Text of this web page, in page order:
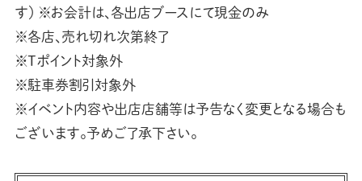
す） ※お会計は、各出店ブースにて現金のみ
※各店、売れ切れ次第終了
※Tポイント対象外
※駐車券割引対象外
※イベント内容や出店店舗等は予告なく変更となる場合も
ございます。予めご了承下さい。